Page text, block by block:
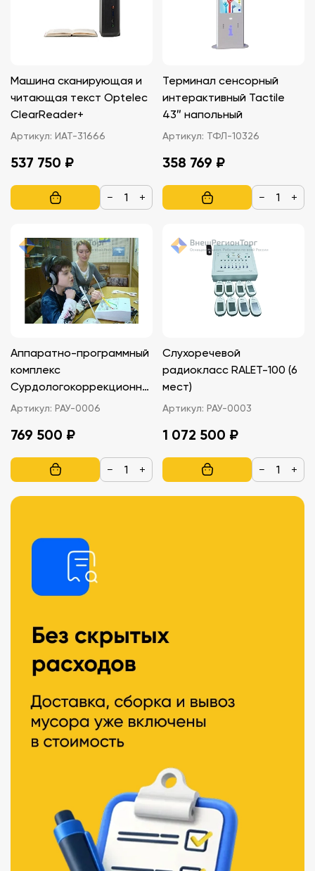
Машина сканирующая и
читающая текст Optelec
ClearReader+
Артикул: ИАТ-31666
537 750 ₽
− +
Терминал сенсорный
интерактивный Tactile
43″ напольный
Артикул: ТФЛ-10326
358 769 ₽
− +
Аппаратно-программный
комплекс
Сурдологокоррекционны
й кабинет
учреждения
Артикул: РАУ-0006
769 500 ₽
− +
Слухоречевой
радиокласс RALET-100 (6
мест)
Артикул: РАУ-0003
1 072 500 ₽
− +